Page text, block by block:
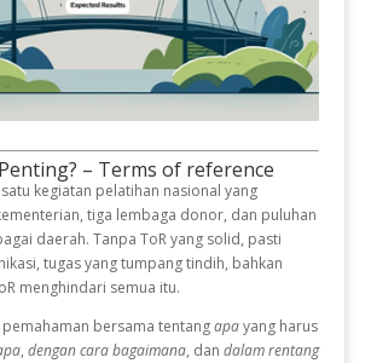
– Terms of reference
kegiatan pelatihan nasional yang
tiga lembaga donor, dan puluhan
daerah. Tanpa ToR yang solid, pasti
tugas yang tumpang tindih, bahkan
menghindari semua itu.
bersama tentangapayang harus
, dengan cara bagaimana, dan dalam rentang